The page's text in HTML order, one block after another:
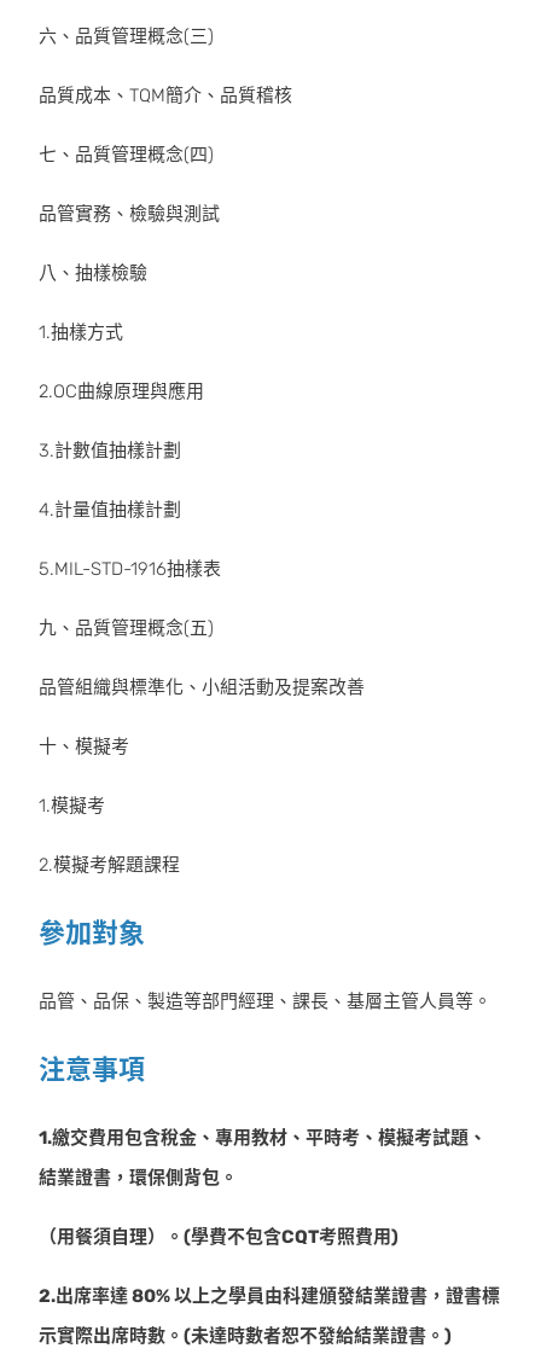
六、品質管理概念(三)
品質成本、TQM簡介、品質稽核
七、品質管理概念(四)
品管實務、檢驗與測試
八、抽樣檢驗
1.抽樣方式
2.OC曲線原理與應用
3.計數值抽樣計劃
4.計量值抽樣計劃
5.MIL-STD-1916抽樣表
九、品質管理概念(五)
品管組織與標準化、小組活動及提案改善
十、模擬考
1.模擬考
2.模擬考解題課程
參加對象
品管、品保、製造等部門經理、課長、基層主管人員等。
注意事項
1.繳交費用包含稅金、專用教材、平時考、模擬考試題、
結業證書，環保側背包。
（用餐須自理）。(學費不包含CQT考照費用)
2.出席率達 80% 以上之學員由科建頒發結業證書，證書標
示實際出席時數。(未達時數者恕不發給結業證書。)